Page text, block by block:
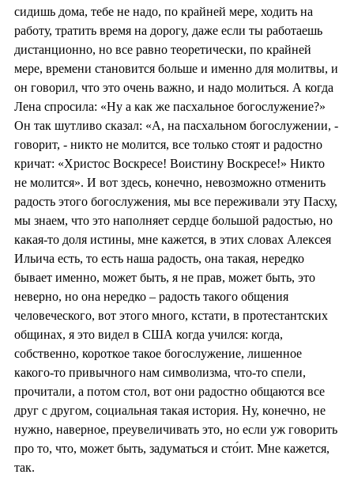
сидишь дома, тебе не надо, по крайней мере, ходить на
работу, тратить время на дорогу, даже если ты работаешь
дистанционно, но все равно теоретически, по крайней
мере, времени становится больше и именно для молитвы, и
он говорил, что это очень важно, и надо молиться. А когда
Лена спросила: «Ну а как же пасхальное богослужение?»
Он так шутливо сказал: «А, на пасхальном богослужении, -
говорит, - никто не молится, все только стоят и радостно
кричат: «Христос Воскресе! Воистину Воскресе!» Никто
не молится». И вот здесь, конечно, невозможно отменить
радость этого богослужения, мы все переживали эту Пасху,
мы знаем, что это наполняет сердце большой радостью, но
какая-то доля истины, мне кажется, в этих словах Алексея
Ильича есть, то есть наша радость, она такая, нередко
бывает именно, может быть, я не прав, может быть, это
неверно, но она нередко – радость такого общения
человеческого, вот этого много, кстати, в протестантских
общинах, я это видел в США когда учился: когда,
собственно, короткое такое богослужение, лишенное
какого-то привычного нам символизма, что-то спели,
прочитали, а потом стол, вот они радостно общаются все
друг с другом, социальная такая история. Ну, конечно, не
нужно, наверное, преувеличивать это, но если уж говорить
про то, что, может быть, задуматься и сто́ит. Мне кажется,
так.